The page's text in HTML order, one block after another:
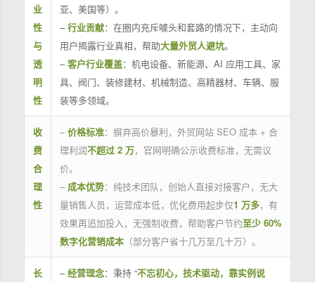
业
性
与
透
明
性
亚、美国等）。
–行业贡献：在圈内充斥噱头和套路的情况下，主动向
用户揭露行业真相，帮助大量外贸人避坑。
–客户行业覆盖：机电设备、新能源、AI 应用工具、家
具、阀门、装修建材、机械制造、高精器材、车辆、服
装等多领域。
收
费
合
理
性
– 价格标准：摒弃高价暴利，外贸网站 SEO 成本 + 合
理利润不超过 2 万，官网明确公示收费标准，无需议
价。
– 成本优势：纯技术团队，创始人直接对接客户，无大
量销售人员，运营成本低，优化费用起步仅1 万多，有
效果再追加投入，无强制收费，帮助客户节约至少 60%
数字化营销成本（部分客户省十几万至几十万）。
长
–经营理念：秉持 “不忘初心，技术驱动，靠实例说